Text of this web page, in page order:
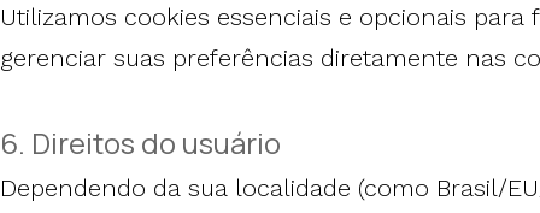
Utilizamos cookies essenciais e opcionais
gerenciar suas preferências diretamente nas
6. Direitos do usuário
Dependendo da sua localidade (como Brasil/